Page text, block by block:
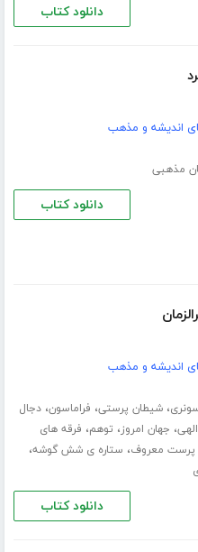
دانلود کتاب
اندیشه و مذهب
مذهبی
دانلود کتاب
اندیشه و مذهب
،شیطان پرستی، فراماسون،دجال
، جهان امروز، توهم، فرقه های
پرست معروف، ستاره ی شش گوشه،
دانلود کتاب